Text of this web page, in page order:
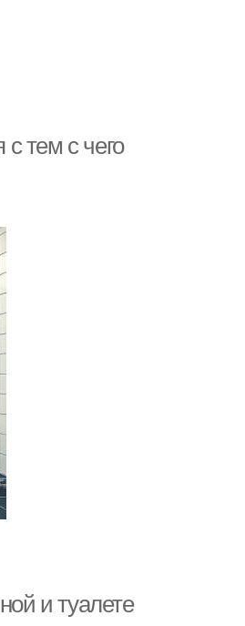
тем с чего
и туалете